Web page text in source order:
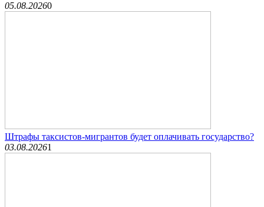
05.08.20260
Штрафы таксистов-мигрантов будет оплачивать государство?
03.08.20261